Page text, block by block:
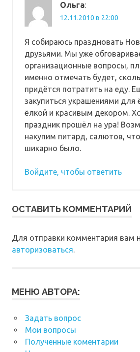
Ольга:
12.11.2010 в 22:00
Я собираюсь праздновать
друзьями. Мы уже
организационные вопросы,
именно отмечать будет,
придётся потратить на еду.
закупиться украшениями для
ёлкой и красивым декором.
праздник прошёл на ура!
накупим питард, салютов,
шикарно было.
Войдите, чтобы ответить
ОСТАВИТЬ КОММЕНТАРИЙ
Для отправки комментария вам
авторизоваться
МЕНЮ АВТОРА:
Задать вопрос
Мои вопросы
Полученные коментарии